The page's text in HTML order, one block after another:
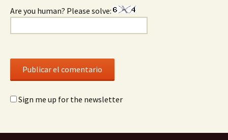
Are you human? Please solve:
Sign me up for the newsletter